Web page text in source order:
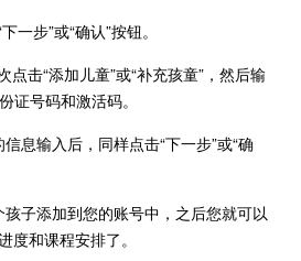
一步”或“确认”按钮。
点击“添加儿童”或“补充孩童”，然后输
证号码和激活码。
息输入后，同样点击“下一步”或“确
子添加到您的账号中，之后您就可以
度和课程安排了。